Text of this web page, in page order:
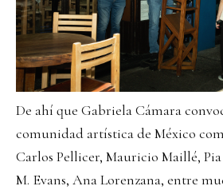
De ahí que Gabriela Cámara
comunidad artística de México
Carlos Pellicer, Mauricio Maillé,
M. Evans, Ana Lorenzana, entre